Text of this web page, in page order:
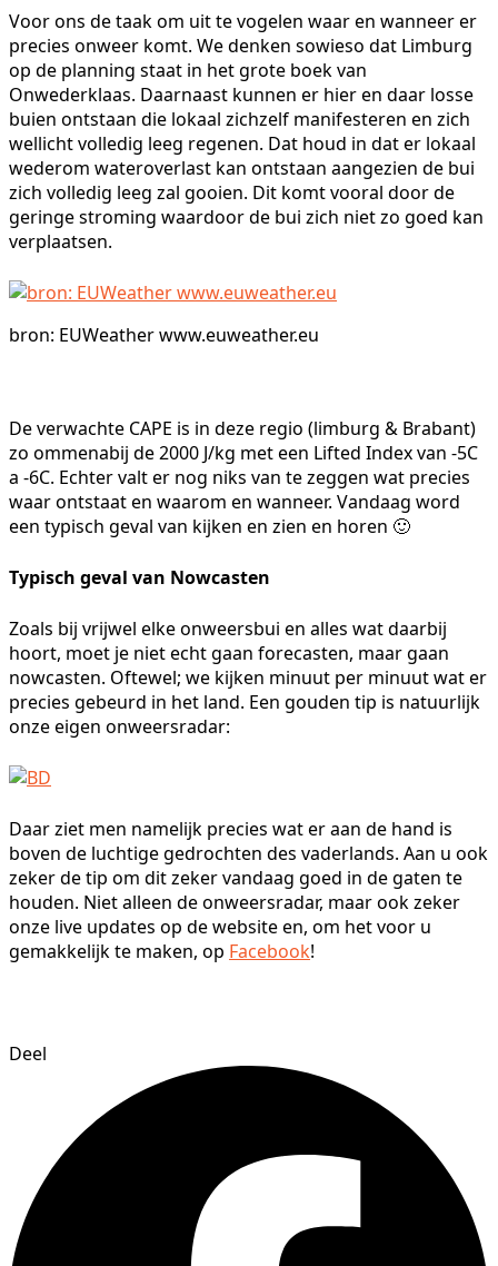
Voor ons de taak om uit te vogelen waar en wanneer er
precies onweer komt. We denken sowieso dat Limburg
op de planning staat in het grote boek van
Onwederklaas. Daarnaast kunnen er hier en daar losse
buien ontstaan die lokaal zichzelf manifesteren en zich
wellicht volledig leeg regenen. Dat houd in dat er lokaal
wederom wateroverlast kan ontstaan aangezien de bui
zich volledig leeg zal gooien. Dit komt vooral door de
geringe stroming waardoor de bui zich niet zo goed kan
verplaatsen.
bron: EUWeather www.euweather.eu
De verwachte CAPE is in deze regio (limburg & Brabant)
zo ommenabij de 2000 J/kg met een Lifted Index van -5C
a -6C. Echter valt er nog niks van te zeggen wat precies
waar ontstaat en waarom en wanneer. Vandaag word
een typisch geval van kijken en zien en horen 🙂
Typisch geval van Nowcasten
Zoals bij vrijwel elke onweersbui en alles wat daarbij
hoort, moet je niet echt gaan forecasten, maar gaan
nowcasten. Oftewel; we kijken minuut per minuut wat er
precies gebeurd in het land. Een gouden tip is natuurlijk
onze eigen onweersradar:
Daar ziet men namelijk precies wat er aan de hand is
boven de luchtige gedrochten des vaderlands. Aan u ook
zeker de tip om dit zeker vandaag goed in de gaten te
houden. Niet alleen de onweersradar, maar ook zeker
onze live updates op de website en, om het voor u
gemakkelijk te maken, op Facebook!
Deel